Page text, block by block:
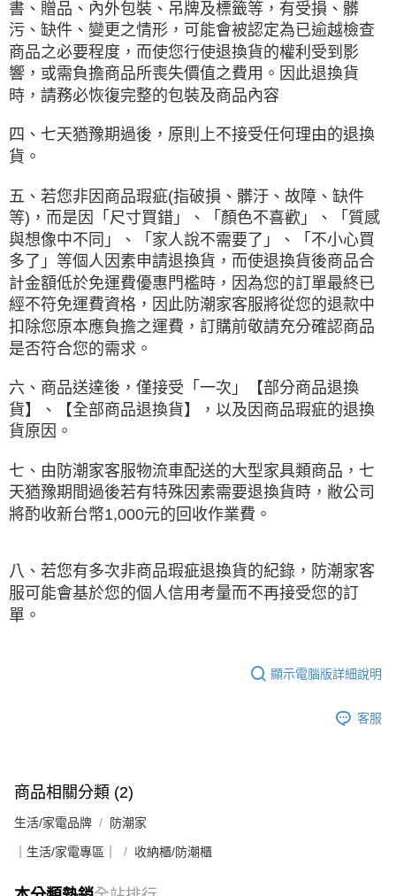
書、贈品、內外包裝、吊牌及標籤等，有受損、髒
污、缺件、變更之情形，可能會被認定為已逾越檢查
商品之必要程度，而使您行使退換貨的權利受到影
響，或需負擔商品所喪失價值之費用。因此退換貨
時，請務必恢復完整的包裝及商品內容
四、七天猶豫期過後，原則上不接受任何理由的退換
貨。
五、若您非因商品瑕疵(指破損、髒汙、故障、缺件
等)，而是因「尺寸買錯」、「顏色不喜歡」、「質感
與想像中不同」、「家人說不需要了」、「不小心買
多了」等個人因素申請退換貨，而使退換貨後商品合
計金額低於免運費優惠門檻時，因為您的訂單最終已
經不符免運費資格，因此防潮家客服將從您的退款中
扣除您原本應負擔之運費，訂購前敬請充分確認商品
是否符合您的需求。
六、商品送達後，僅接受「一次」【部分商品退換
貨】、【全部商品退換貨】，以及因商品瑕疵的退換
貨原因。
七、由防潮家客服物流車配送的大型家具類商品，七
天猶豫期間過後若有特殊因素需要退換貨時，敝公司
將酌收新台幣1,000元的回收作業費。
八、若您有多次非商品瑕疵退換貨的紀錄，防潮家客
服可能會基於您的個人信用考量而不再接受您的訂
單。
顯示電腦版詳細說明
客服
商品相關分類 (2)
生活/家電品牌 防潮家
｜生活/家電專區｜ 收納櫃/防潮櫃